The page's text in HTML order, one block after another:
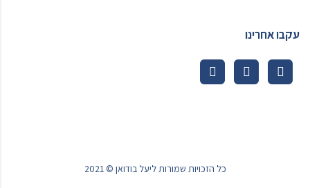
עקבו אחרינו
כל הזכויות שמורות ליעל בודואן © 2021